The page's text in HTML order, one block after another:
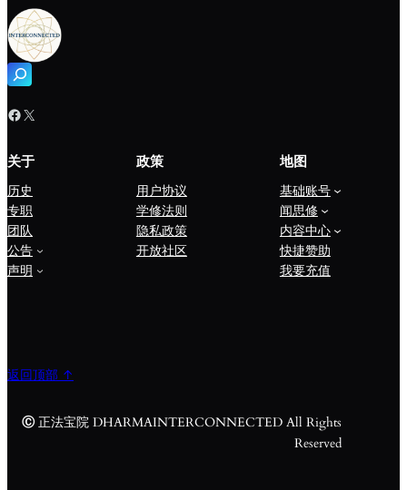
搜
索
Facebook X
关于
历史
专职
团队
公告
声明
政策
用户协议
学修法则
隐私政策
开放社区
地图
基础账号
闻思修
内容中心
快捷赞助
我要充值
返回顶部 ↑
Ⓒ正法宝院 DHARMAINTERCONNECTED All Rights
Reserved